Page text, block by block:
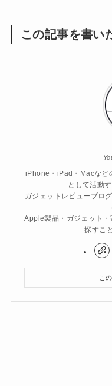
この記事を書い
iPhone・iPad・Macなど
として活動
ガジェットレビューブロ
Apple製品・ガジェット
探すこ
こ